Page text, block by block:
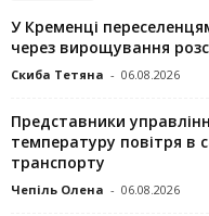
У Кременці
через вирощування
Скиба Тетяна - 06.08.2026
Представники
температуру повітря в
транспорту
Чепіль Олена - 06.08.2026